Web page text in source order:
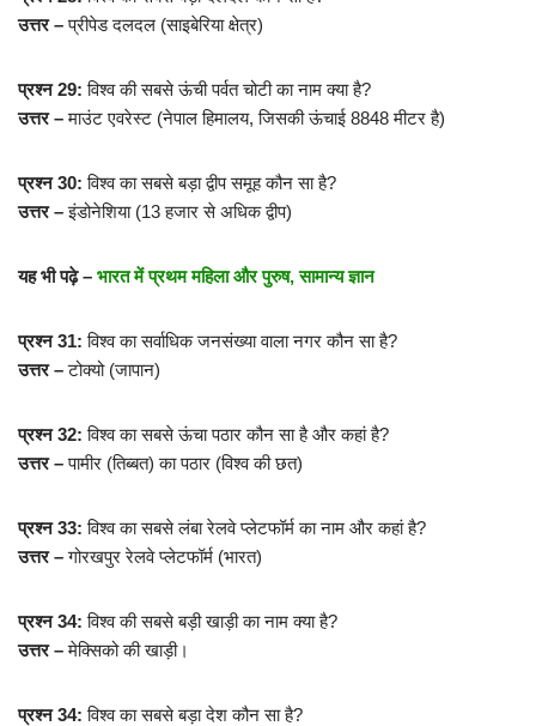
उत्तर –प्रीपेड दलदल (साइबेरिया क्षेत्र)
प्रश्न 29: विश्व की सबसे ऊंची पर्वत चोटी का नाम क्या है?
उत्तर –माउंट एवरेस्ट (नेपाल हिमालय, जिसकी ऊंचाई 8848 मीटर है)
प्रश्न 30: विश्व का सबसे बड़ा द्वीप समूह कौन सा है?
उत्तर –इंडोनेशिया (13 हजार से अधिक द्वीप)
यह भी पढ़े – भारत में प्रथम महिला और पुरुष, सामान्य ज्ञान
प्रश्न 31:विश्व का सर्वाधिक जनसंख्या वाला नगर कौन सा है?
उत्तर –टोक्यो (जापान)
प्रश्न 32: विश्व का सबसे ऊंचा पठार कौन सा है और कहां है?
उत्तर –पामीर (तिब्बत) का पठार (विश्व की छत)
प्रश्न 33: विश्व का सबसे लंबा रेलवे प्लेटफॉर्म का नाम और कहां है?
उत्तर –गोरखपुर रेलवे प्लेटफॉर्म (भारत)
प्रश्न 34: विश्व की सबसे बड़ी खाड़ी का नाम क्या है?
उत्तर –मेक्सिको की खाड़ी।
प्रश्न 34: विश्व का सबसे बड़ा देश कौन सा है?